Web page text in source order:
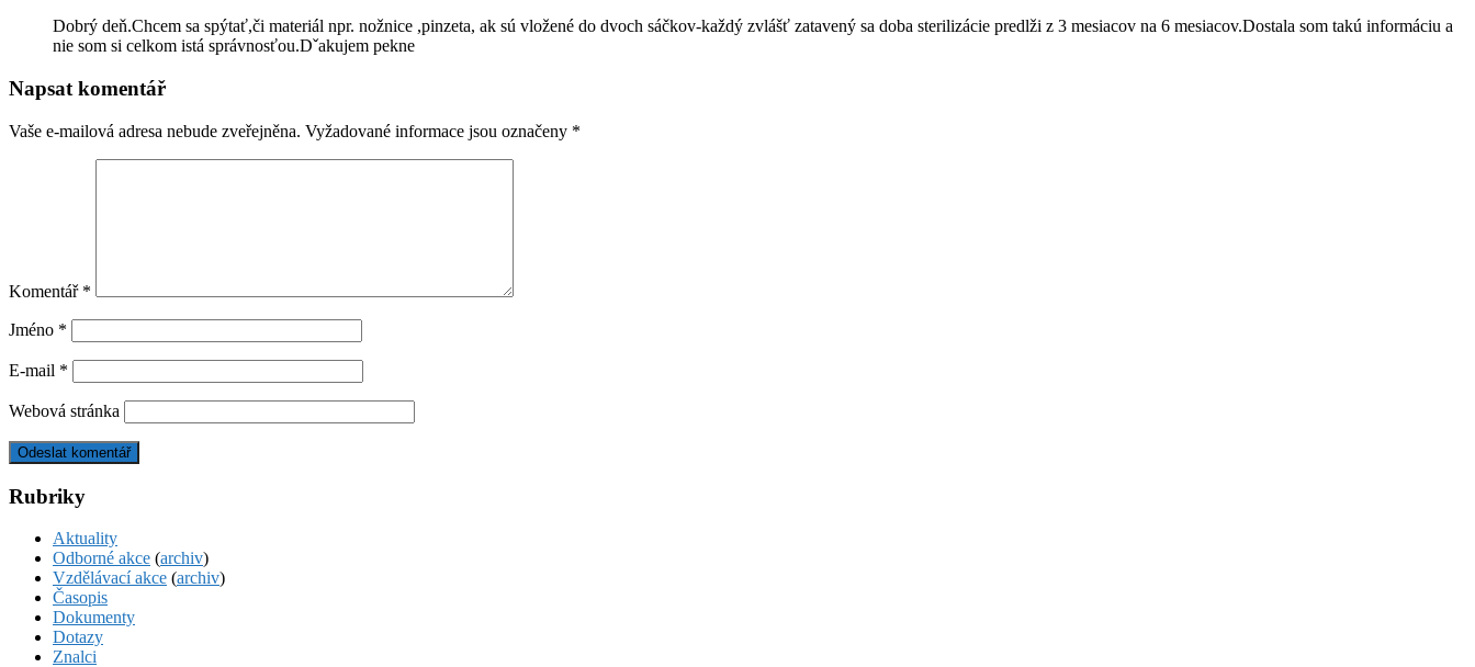
Dobrý deň.Chcem sa spýtať,či materiál npr. nožnice ,pinzeta, ak sú vložené do dvoch sáčkov-každý zvlášť zatavený sa doba sterilizácie predlži z 3 mesiacov na 6 mesiacov.Dostala som takú informáciu a
nie som si celkom istá správnosťou.Dˇakujem pekne
Napsat komentář
Vaše e-mailová adresa nebude zveřejněna. Vyžadované informace jsou označeny *
Komentář *
Jméno *
E-mail *
Webová stránka
Rubriky
Aktuality
Odborné akce (archiv)
Vzdělávací akce (archiv)
Časopis
Dokumenty
Dotazy
Znalci